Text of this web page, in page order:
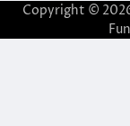
Copyright ©